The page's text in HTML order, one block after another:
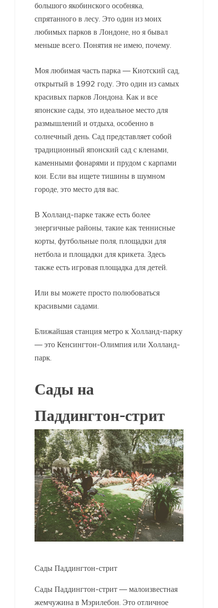
большого якобинского особняка,
спрятанного в лесу. Это один из моих
любимых парков в Лондоне, но я бывал
меньше всего. Понятия не имею, почему.
Моя любимая часть парка — Киотский сад,
открытый в 1992 году. Это один из самых
красивых парков Лондона. Как и все
японские сады, это идеальное место для
размышлений и отдыха, особенно в
солнечный день. Сад представляет собой
традиционный японский сад с кленами,
каменными фонарями и прудом с карпами
кои. Если вы ищете тишины в шумном
городе, это место для вас.
В Холланд-парке также есть более
энергичные районы, такие как теннисные
корты, футбольные поля, площадки для
нетбола и площадки для крикета. Здесь
также есть игровая площадка для детей.
Или вы можете просто полюбоваться
красивыми садами.
Ближайшая станция метро к Холланд-парку
— это Кенсингтон-Олимпия или Холланд-
парк.
Сады на
Паддингтон-стрит
Сады Паддингтон-стрит
Сады Паддингтон-стрит — малоизвестная
жемчужина в Мэрилебон. Это отличное